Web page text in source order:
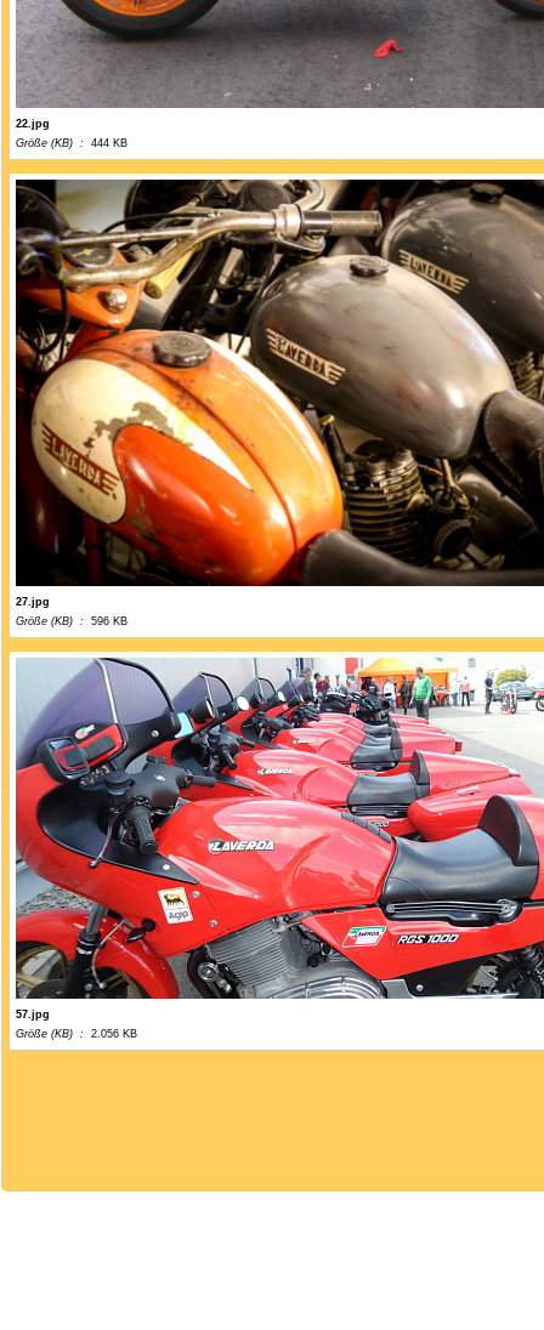
22.jpg
Größe (KB) : 444 KB
27.jpg
Größe (KB) : 596 KB
57.jpg
Größe (KB) : 2.056 KB